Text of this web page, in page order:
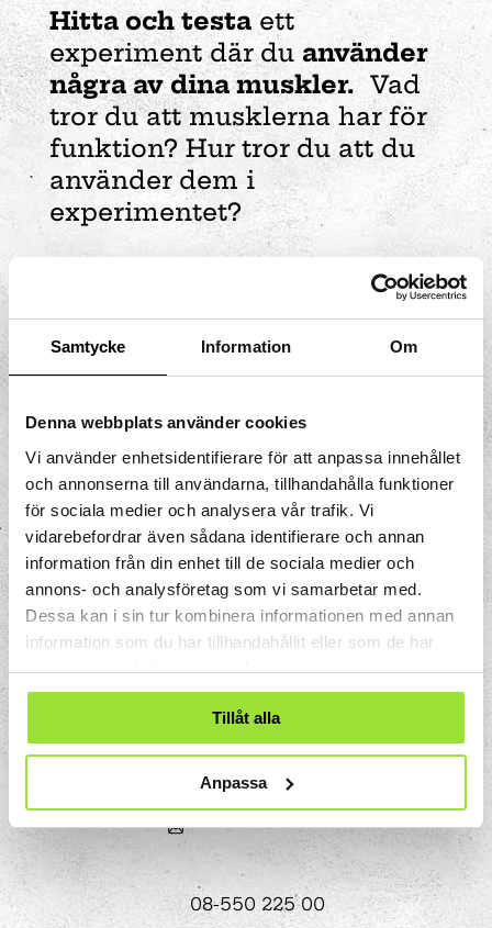
Samtycke Information Om
Denna webbplats använder cookies
Vi använder enhetsidentifierare för att anpassa innehållet
och annonserna till användarna, tillhandahålla funktioner
för sociala medier och analysera vår trafik. Vi
vidarebefordrar även sådana identifierare och annan
information från din enhet till de sociala medier och
annons- och analysföretag som vi samarbetar med.
Dessa kan i sin tur kombinera informationen med annan
information som du har tillhandahållit eller som de har
samlat in när du har använt deras tjänster.
Tillåt alla
Anpassa
Hitta och testa ett
experiment där du använder
några av dina muskler. Vad
tror du att musklerna har för
funktion? Hur tror du att du
använder dem i
experimentet?
Storgatan 33
Box 633
08-550 225 00